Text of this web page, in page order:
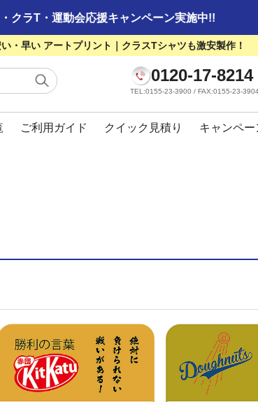
クラT・運動会応援キャンペーン実施中!!
・早い アートプリント｜クラスTシャツも激安製作！
0120-17-8214
TEL:0155-23-3900 / FAX:0155-23-
ご利用ガイド クイック見積り キャンペ